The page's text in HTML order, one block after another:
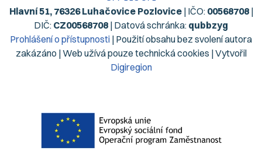
Hlavní 51, 76326 Luhačovice Pozlovice| IČO: 00568708|
DIČ: CZ00568708 | Datová schránka: qubbzyg
Prohlášení o přístupnosti | Použití obsahu bez svolení autora
zakázáno | Web užívá pouze technická cookies | Vytvořil
Digiregion